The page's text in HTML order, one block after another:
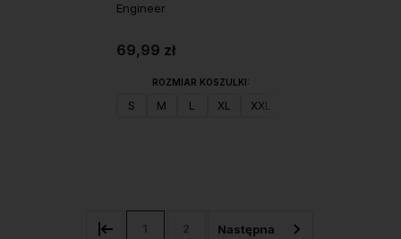
Engineer
69,99 zł
ROZMIAR KOSZULKI:
S M L XL XXL
1 2